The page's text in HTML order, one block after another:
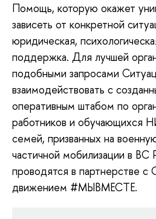
Помощь, которую окажет
зависеть от конкретной
юридическая,
поддержка. Для лучшей
подобными запросами
взаимодействовать с
оперативным штабом по
работников и обучающихся
семей, призванных на
частичной мобилизации в
проводятся в партнерстве
движением #МЫВМЕСТЕ.